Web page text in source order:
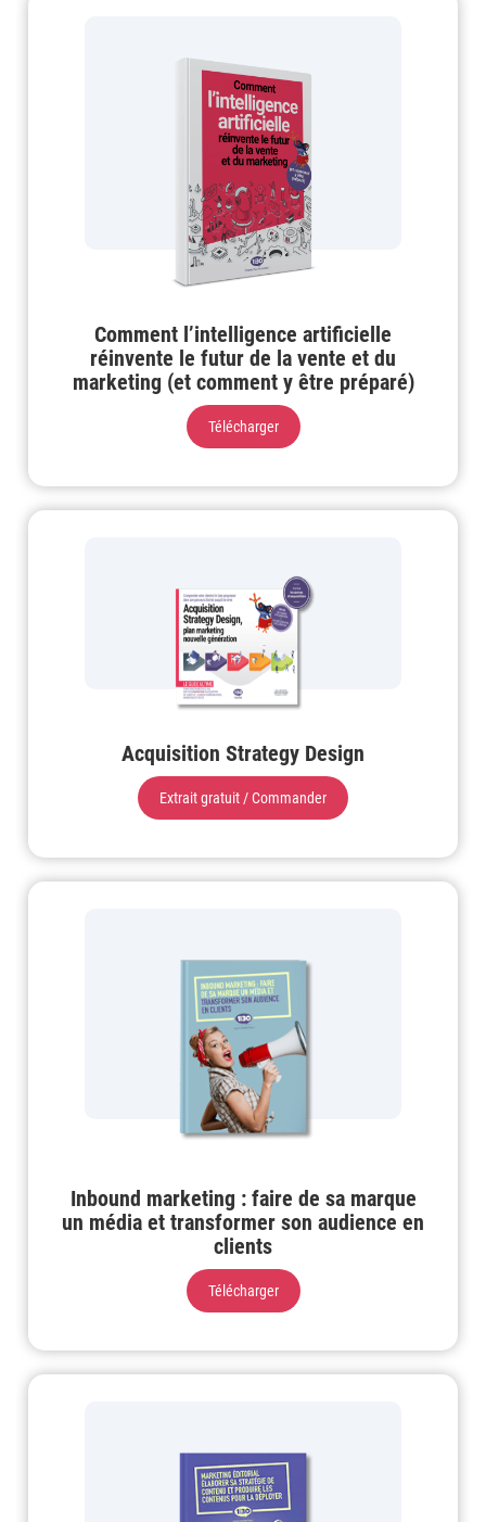
Comment l’intelligence artificielle
réinvente le futur de la vente et du
marketing (et comment y être préparé)
Télécharger
Acquisition Strategy Design
Extrait gratuit / Commander
Inbound marketing : faire de sa marque
un média et transformer son audience en
clients
Télécharger